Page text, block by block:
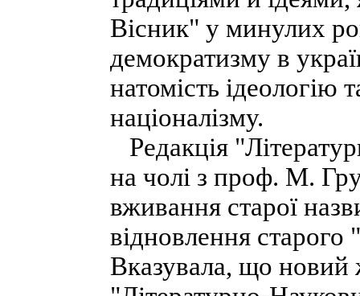
Вісник" у минулих
демократизму в
натомість ідеологію
націоналізму.
Редакція
на чолі з проф. М.
вживання старої
відновлення
Вказувала, що новий